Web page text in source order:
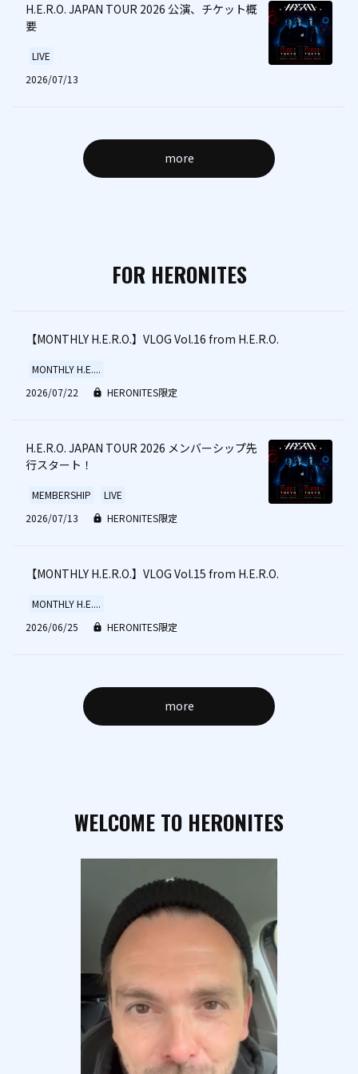
H.E.R.O. JAPAN TOUR 2026 公演、チケット概
要
LIVE
2026/07/13
more
FOR HERONITES
【MONTHLY H.E.R.O.】VLOG Vol.16 from H.E.R.O.
MONTHLY H.E....
2026/07/22
HERONITES限定
H.E.R.O. JAPAN TOUR 2026 メンバーシップ先
行スタート！
MEMBERSHIP
LIVE
2026/07/13
HERONITES限定
【MONTHLY H.E.R.O.】VLOG Vol.15 from H.E.R.O.
MONTHLY H.E....
2026/06/25
HERONITES限定
more
WELCOME TO HERONITES